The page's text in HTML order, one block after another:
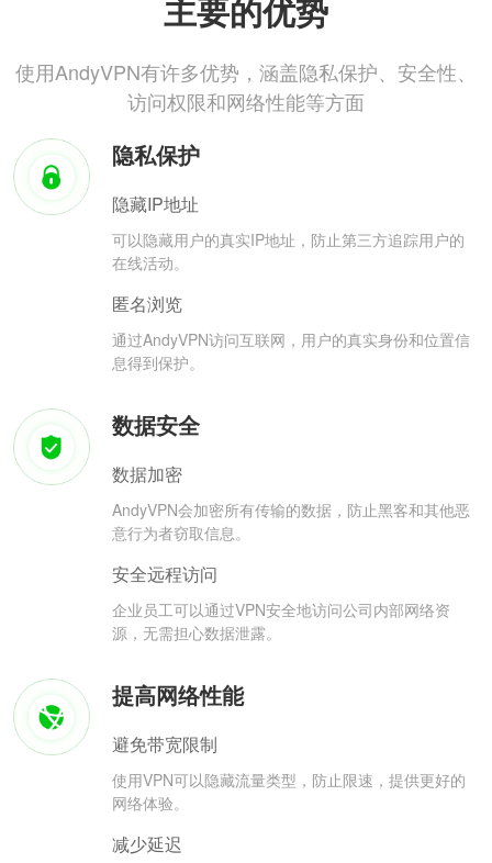
主要的优势
使用AndyVPN有许多优势，涵盖隐私保护、安全性、
访问权限和网络性能等方面
隐私保护
隐藏IP地址
可以隐藏用户的真实IP地址，防止第三方追踪用户的
在线活动。
匿名浏览
通过AndyVPN访问互联网，用户的真实身份和位置信
息得到保护。
数据安全
数据加密
AndyVPN会加密所有传输的数据，防止黑客和其他恶
意行为者窃取信息。
安全远程访问
企业员工可以通过VPN安全地访问公司内部网络资
源，无需担心数据泄露。
提高网络性能
避免带宽限制
使用VPN可以隐藏流量类型，防止限速，提供更好的
网络体验。
减少延迟